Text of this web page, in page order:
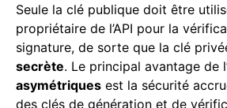
Seule la clé publique doit être
propriétaire de l’API pour la
signature, de sorte que la clé
secrète. Le principal avantage de
asymétriques est la sécurité
des clés de génération et de